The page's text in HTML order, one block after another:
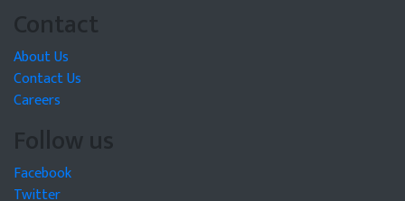
Contact
About Us
Contact Us
Careers
Follow us
Facebook
Twitter